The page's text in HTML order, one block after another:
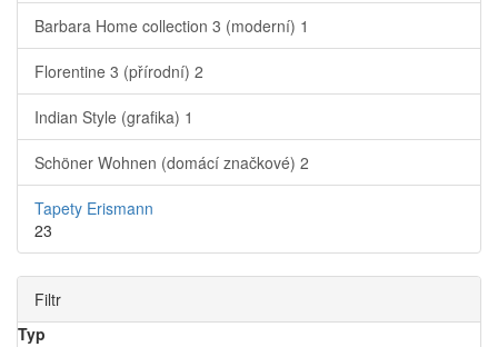
Barbara Home collection 3 (moderní) 1
Florentine 3 (přírodní) 2
Indian Style (grafika) 1
Schöner Wohnen (domácí značkové) 2
Tapety Erismann
23
Filtr
Typ